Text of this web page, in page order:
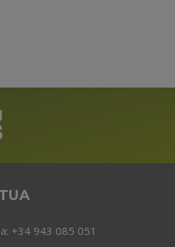
+34 943 085 051